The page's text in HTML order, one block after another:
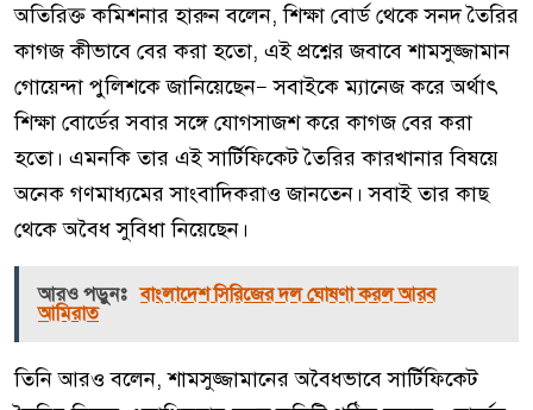
অতিরিক্ত কমিশনার হারুন বলেন, শিক্ষা বোর্ড থেকে সনদ তৈরির
কাগজ কীভাবে বের করা হতো, এই প্রশ্নের জবাবে শামসুজ্জামান
গোয়েন্দা পুলিশকে জানিয়েছেন— সবাইকে ম্যানেজ করে অর্থাৎ
শিক্ষা বোর্ডের সবার সঙ্গে যোগসাজশ করে কাগজ বের করা
হতো। এমনকি তার এই সার্টিফিকেট তৈরির কারখানার বিষয়ে
অনেক গণমাধ্যমের সাংবাদিকরাও জানতেন। সবাই তার কাছ
থেকে অবৈধ সুবিধা নিয়েছেন।
আরও পড়ুনঃ বাংলাদেশ সিরিজের দল ঘোষণা করল আরব
আমিরাত
তিনি আরও বলেন, শামসুজ্জামানের অবৈধভাবে সার্টিফিকেট